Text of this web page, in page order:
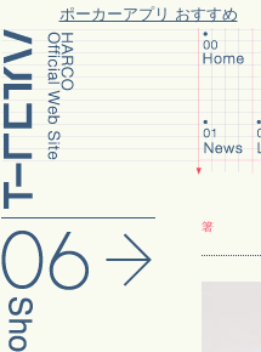
ポーカーアプリ おすすめ
箸